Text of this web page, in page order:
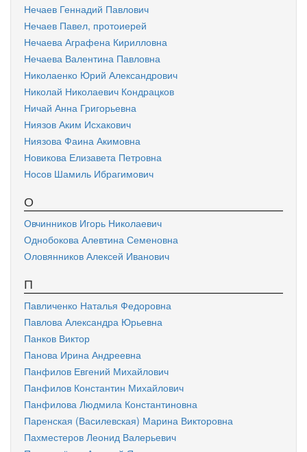
Нечаев Геннадий Павлович
Нечаев Павел, протоиерей
Нечаева Аграфена Кирилловна
Нечаева Валентина Павловна
Николаенко Юрий Александрович
Николай Николаевич Кондрацков
Ничай Анна Григорьевна
Ниязов Аким Исхакович
Ниязова Фаина Акимовна
Новикова Елизавета Петровна
Носов Шамиль Ибрагимович
О
Овчинников Игорь Николаевич
Однобокова Алевтина Семеновна
Оловянников Алексей Иванович
П
Павличенко Наталья Федоровна
Павлова Александра Юрьевна
Панков Виктор
Панова Ирина Андреевна
Панфилов Евгений Михайлович
Панфилов Константин Михайлович
Панфилова Людмила Константиновна
Паренская (Василевская) Марина Викторовна
Пахместеров Леонид Валерьевич